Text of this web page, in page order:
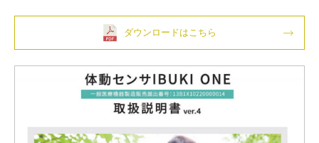
ダウンロードはこちら